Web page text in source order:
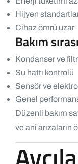
Hijyen
Cihaz ömrü uzar
Bakım
Kondanser ve
Su hattı kontrolü
Sensör ve
Genel
Düzenli bakım
ve ani arızaların